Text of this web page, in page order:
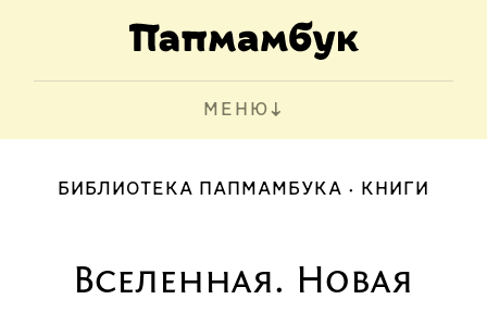
МЕНЮ
БИБЛИОТЕКА ПАПМАМБУКА КНИГИ
Вселенная. Новая